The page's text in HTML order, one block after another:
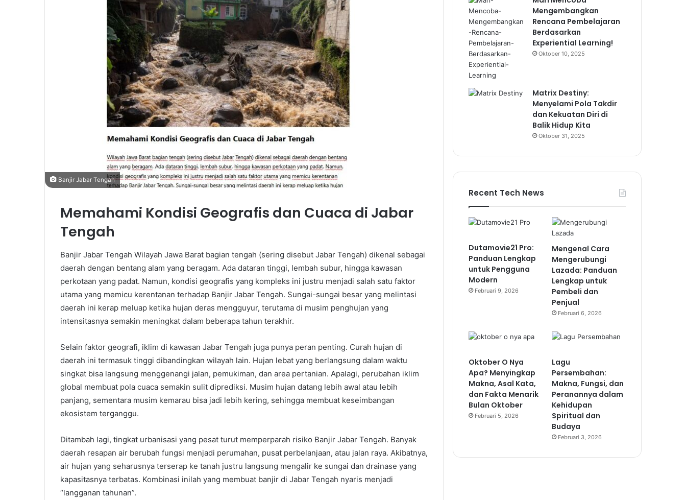
Banjir Jabar Tengah
Memahami Kondisi Geografis dan Cuaca di Jabar
Tengah
Banjir Jabar Tengah Wilayah Jawa Barat bagian tengah (sering disebut Jabar Tengah) dikenal sebagai
daerah dengan bentang alam yang beragam. Ada dataran tinggi, lembah subur, hingga kawasan
perkotaan yang padat. Namun, kondisi geografis yang kompleks ini justru menjadi salah satu faktor
utama yang memicu kerentanan terhadap Banjir Jabar Tengah. Sungai-sungai besar yang melintasi
daerah ini kerap meluap ketika hujan deras mengguyur, terutama di musim penghujan yang
intensitasnya semakin meningkat dalam beberapa tahun terakhir.
Selain faktor geografi, iklim di kawasan Jabar Tengah juga punya peran penting. Curah hujan di
daerah ini termasuk tinggi dibandingkan wilayah lain. Hujan lebat yang berlangsung dalam waktu
singkat bisa langsung menggenangi jalan, pemukiman, dan area pertanian. Apalagi, perubahan iklim
global membuat pola cuaca semakin sulit diprediksi. Musim hujan datang lebih awal atau lebih
panjang, sementara musim kemarau bisa jadi lebih kering, sehingga membuat keseimbangan
ekosistem terganggu.
Ditambah lagi, tingkat urbanisasi yang pesat turut memperparah risiko Banjir Jabar Tengah. Banyak
daerah resapan air berubah fungsi menjadi perumahan, pusat perbelanjaan, atau jalan raya. Akibatnya,
air hujan yang seharusnya terserap ke tanah justru langsung mengalir ke sungai dan drainase yang
kapasitasnya terbatas. Kombinasi inilah yang membuat banjir di Jabar Tengah nyaris menjadi
“langganan tahunan”.
Mengembangkan
Rencana Pembelajaran
Berdasarkan
Experiential Learning!
Oktober 10, 2025
Matrix Destiny:
Menyelami Pola Takdir
dan Kekuatan Diri di
Balik Hidup Kita
Oktober 31, 2025
Recent Tech News
Dutamovie21 Pro:
Panduan Lengkap
untuk Pengguna
Modern
Februari 9, 2026
Mengenal Cara
Mengerubungi
Lazada: Panduan
Lengkap untuk
Pembeli dan
Penjual
Februari 6, 2026
Oktober O Nya
Apa? Menyingkap
Makna, Asal Kata,
dan Fakta Menarik
Bulan Oktober
Februari 5, 2026
Lagu
Persembahan:
Makna, Fungsi, dan
Peranannya dalam
Kehidupan
Spiritual dan
Budaya
Februari 3, 2026